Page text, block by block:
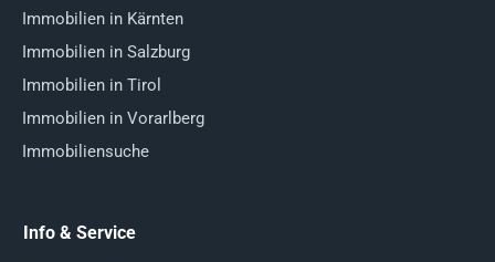
Immobilien in Kärnten
Immobilien in Salzburg
Immobilien in Tirol
Immobilien in Vorarlberg
Immobiliensuche
Info & Service